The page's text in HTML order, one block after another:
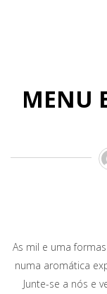
MENU
As mil e uma
numa aromática
Junte-se a nós e